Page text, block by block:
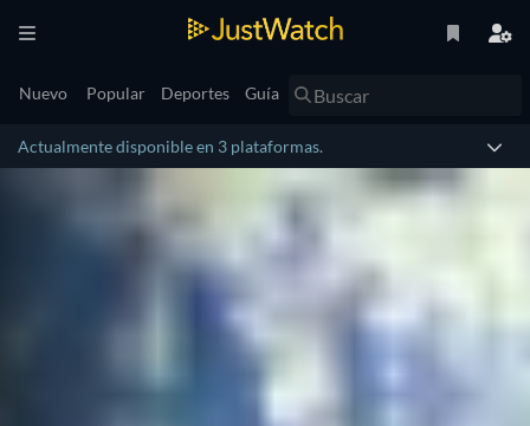
Nuevo Popular Deportes Guía
Actualmente disponible en 3 plataformas.